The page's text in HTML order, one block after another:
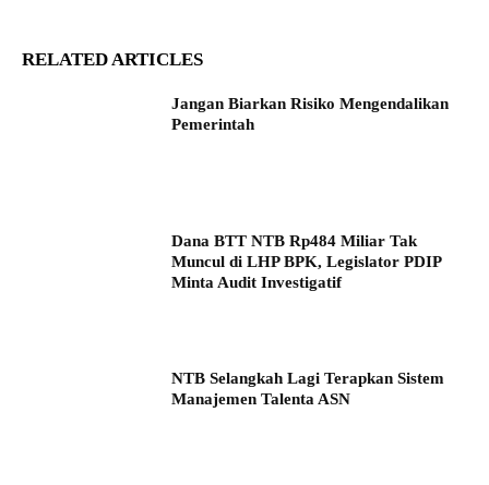
RELATED ARTICLES
Jangan Biarkan Risiko Mengendalikan
Pemerintah
Dana BTT NTB Rp484 Miliar Tak
Muncul di LHP BPK, Legislator PDIP
Minta Audit Investigatif
NTB Selangkah Lagi Terapkan Sistem
Manajemen Talenta ASN